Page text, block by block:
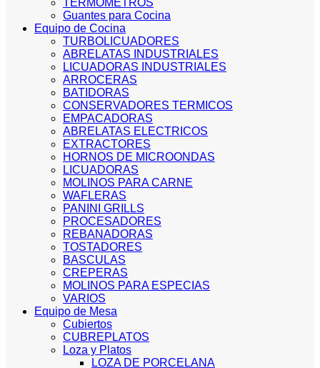
TERMOMETROS
Guantes para Cocina
Equipo de Cocina
TURBOLICUADORES
ABRELATAS INDUSTRIALES
LICUADORAS INDUSTRIALES
ARROCERAS
BATIDORAS
CONSERVADORES TERMICOS
EMPACADORAS
ABRELATAS ELECTRICOS
EXTRACTORES
HORNOS DE MICROONDAS
LICUADORAS
MOLINOS PARA CARNE
WAFLERAS
PANINI GRILLS
PROCESADORES
REBANADORAS
TOSTADORES
BASCULAS
CREPERAS
MOLINOS PARA ESPECIAS
VARIOS
Equipo de Mesa
Cubiertos
CUBREPLATOS
Loza y Platos
LOZA DE PORCELANA